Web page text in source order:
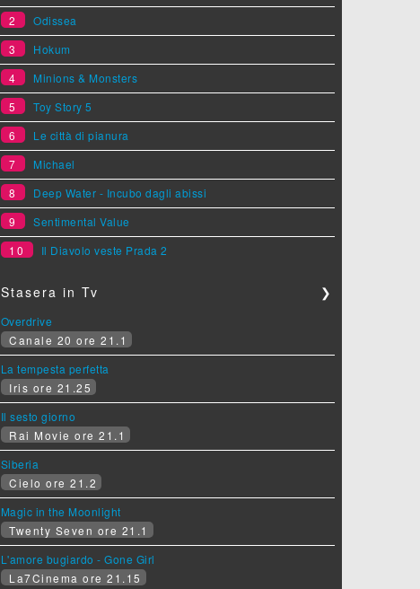
2
Odissea
3
Hokum
4
Minions & Monsters
5
Toy Story 5
6
Le città di pianura
7
Michael
8
Deep Water - Incubo dagli abissi
9
Sentimental Value
10
Il Diavolo veste Prada 2
Stasera in Tv ❯
Overdrive
Canale 20 ore 21.1
La tempesta perfetta
Iris ore 21.25
Il sesto giorno
Rai Movie ore 21.1
Siberia
Cielo ore 21.2
Magic in the Moonlight
Twenty Seven ore 21.1
L'amore bugiardo - Gone Girl
La7Cinema ore 21.15